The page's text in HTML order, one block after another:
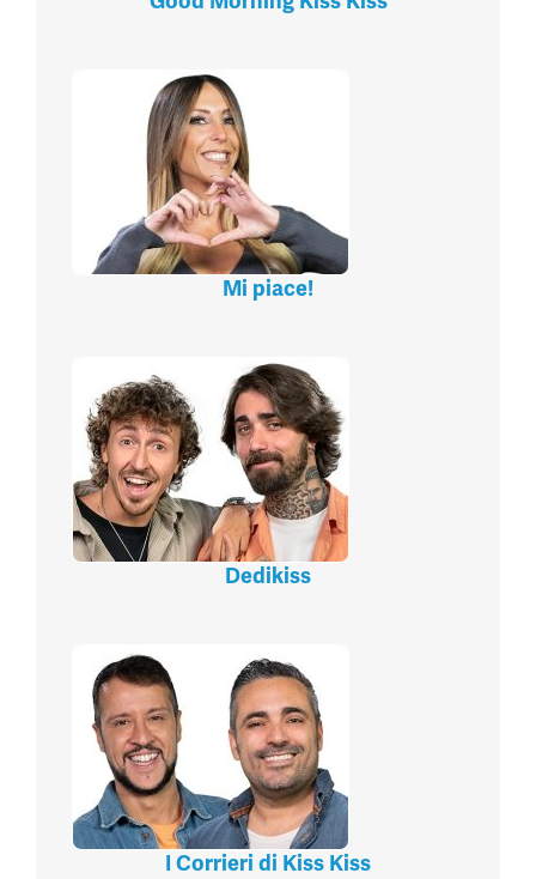
Mi piace!
Dedikiss
I Corrieri di Kiss Kiss